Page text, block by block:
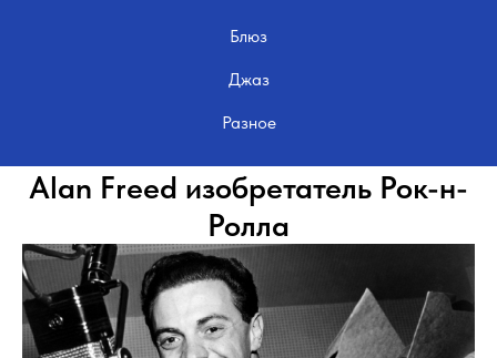
Блюз
Джаз
Разное
Alan Freed изобретатель Рок-н-
Ролла